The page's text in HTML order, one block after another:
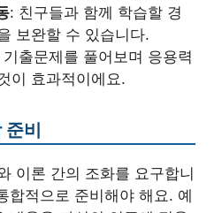
: 친구들과 함께 학습할 경
보완할 수 있습니다.
기출문제를 풀어보며 응용력
이 효과적이에요.
준비
이론 간의 조화를 요구합니
합적으로 준비해야 해요. 예